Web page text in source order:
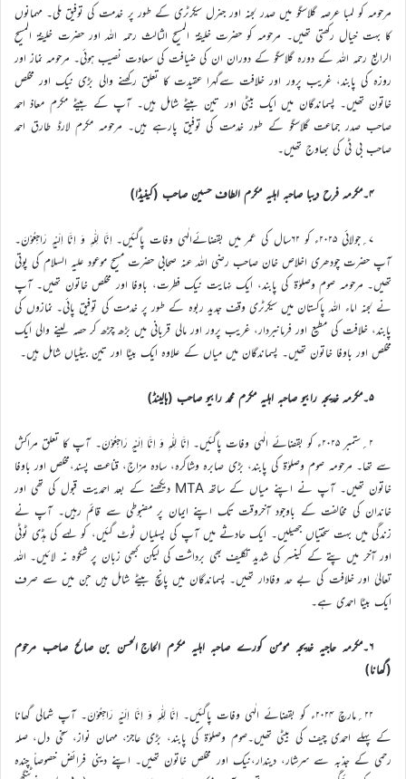
مرحومہ کو لمبا عرصہ گلاسگو میں صدر لجنہ اور جنرل سیکرٹری کے طور پر خدمت کی توفیق ملی۔ مہمانوں
کا بہت خیال رکھتی تھیں۔ مرحومہ کو حضرت خلیفۃ المسیح الثالث رحمہ اللہ اور حضرت خلیفۃ المسیح
الرابع رحمہ اللہ کے دورہ گلاسگو کے دوران ان کی ضیافت کی سعادت نصیب ہوئی۔ مرحومہ نماز اور
روزہ کی پابند، غریب پرور اور خلافت سےگہرا عقیدت کا تعلق رکھنے والی بڑی نیک اور مخلص
خاتون تھیں۔ پسماندگان میں ایک بیٹی اور تین بیٹے شامل ہیں۔ آپ کے بیٹے مکرم معاذ احمد
صاحب صدر جماعت گلاسگو کے طور خدمت کی توفیق پارہے ہیں۔ مرحومہ مکرم لارڈ طارق احمد
صاحب بی ٹی کی بھاوج تھیں۔
۴۔مکرمہ فرح دیبا صاحبہ اہلیہ مکرم الطاف حسین صاحب (کینیڈا)
۷؍جولائی ۲۰۲۵ء کو ۶۲سال کی عمر میں بقضائےالٰہی وفات پاگئیں۔ اِنَّا لِلّٰہِ وَ اِنَّا اِلَیْہِ رَاجِعُوْنَ۔
آپ حضرت چودھری اخلاص خان صاحب رضی اللہ عنہ صحابی حضرت مسیح موعود علیہ السلام کی پوتی
تھیں۔ مرحومہ صوم وصلوٰۃ کی پابند، ایک نہایت نیک فطرت، باوفا اور مخلص خاتون تھیں۔ آپ
نے لجنہ اماء اللہ پاکستان میں سیکرٹری وقف جدید ربوہ کے طور پر خدمت کی توفیق پائی۔ نمازوں کی
پابند، خلافت کی مطیع اور فرمانبردار، غریب پرور اور مالی قربانی میں بڑھ چڑھ کر حصہ لینے والی ایک
مخلص اور باوفا خاتون تھیں۔ پسماندگان میں میاں کے علاوہ ایک بیٹا اور تین بیٹیاں شامل ہیں۔
۵۔مکرمہ خدیجہ رابیو صاحبہ اہلیہ مکرم محمد رابیو صاحب (ہالینڈ)
۲؍ستمبر ۲۰۲۵ء کو بقضائے الٰہی وفات پاگئیں۔ اِنَّا لِلّٰہِ وَ اِنَّا اِلَیْہِ رَاجِعُوْنَ۔ آپ کا تعلق مراکش
سے تھا۔ مرحومہ صوم وصلوٰۃ کی پابند، بڑی صابرہ وشاکرہ، سادہ مزاج، قناعت پسند،مخلص اور باوفا
خاتون تھیں۔ آپ نے اپنے میاں کے ساتھ MTA دیکھنے کے بعد احمدیت قبول کی تھی اور
خاندان کی مخالفت کے باوجود آخروقت تک اپنے ایمان پر مضبوطی سے قائم رہیں۔ آپ نے
زندگی میں بہت سختیاں جھیلیں۔ ایک حادثے میں آپ کی پسلیاں ٹوٹ گئیں، کو لہے کی ہڈی ٹوٹی
اور آخر میں پتے کے کینسر کی شدید تکلیف بھی برداشت کی لیکن کبھی زبان پر شکوہ نہ لائیں۔ اللہ
تعالیٰ اور خلافت کی بے حد وفادار تھیں۔ پسماندگان میں پانچ بیٹے شامل ہیں جن میں سے صرف
ایک بیٹا احمدی ہے۔
۶۔مکرمہ حاجیہ خدیجہ مومن کورے صاحبہ اہلیہ مکرم الحاج الحسن بن صالح صاحب مرحوم
(گھانا)
۲۲؍مارچ ۲۰۲۴ء کو بقضائے الٰہی وفات پاگئیں۔ اِنَّا لِلّٰہِ وَ اِنَّا اِلَیْہِ رَاجِعُوْنَ۔ آپ شمالی گھانا
کے پہلے احمدی چیف کی بیٹی تھیں۔صوم وصلوٰۃ کی پابند، بڑی عاجز، مہمان نواز، سخی دل، صلہ
رحمی کے جذبہ سے سرشار، دیندار،نیک اور مخلص خاتون تھیں۔ اپنے دینی فرائض خصوصاً چندہ